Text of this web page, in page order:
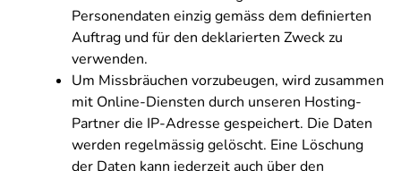
Personendaten einzig gemäss dem definierten
Auftrag und für den deklarierten Zweck zu
verwenden.
Um Missbräuchen vorzubeugen, wird zusammen
mit Online-Diensten durch unseren Hosting-
Partner die IP-Adresse gespeichert. Die Daten
werden regelmässig gelöscht. Eine Löschung
der Daten kann jederzeit auch über den